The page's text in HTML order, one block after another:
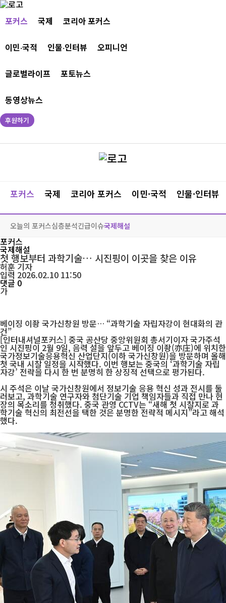
포커스 국제 코리아 포커스
이민·국적 인물·인터뷰 오피니언
글로벌라이프 포토뉴스
동영상뉴스
후원하기
포커스 국제 코리아 포커스 이민·국적 인물·인터뷰
오늘의 포커스심층분석긴급이슈국제해설
포커스
국제해설
첫 행보부터 과학기술… 시진핑이 이곳을 찾은 이유
허훈기자
입력 2026.02.10 11:50
댓글 0
가
베이징 이좡 국가신창원 방문… “과학기술 자립자강이 현대화의 관
건”
[인터내셔널포커스] 중국 공산당 중앙위원회 총서기이자 국가주석
인 시진핑이 2월 9일, 음력 설을 앞두고 베이징 이좡(亦庄)에 위치한
국가정보기술응용혁신 산업단지(이하 국가신창원)을 방문하며 올해
첫 국내 시찰 일정을 시작했다. 이번 행보는 중국의 ‘과학기술 자립
자강’ 전략을 다시 한 번 분명히 한 상징적 선택으로 평가된다.
시 주석은 이날 국가신창원에서 정보기술 응용 혁신 성과 전시를 둘
러보고, 과학기술 연구자와 첨단기술 기업 책임자들과 직접 만나 현
장의 목소리를 청취했다. 중국 관영 CCTV는 “새해 첫 시찰지로 과
학기술 혁신의 최전선을 택한 것은 분명한 전략적 메시지”라고 해석
했다.